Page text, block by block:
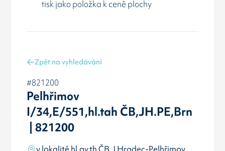
tisk jako položka k ceně plochy
Zpět na vyhledávání
#821200
Pelhřimov
I/34,E/551,hl.tah ČB,JH.PE,Brn
| 821200